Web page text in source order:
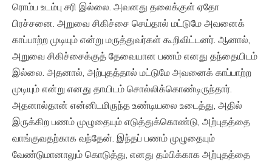
ரொம்ப உடம்பு சரி இல்லை. அவனது தலைக்குள் ஏதோ
பிரச்சனை. அறுவை சிகிச்சை செய்தால் மட்டுமே அவனைக்
காப்பாற்ற முடியும் என்று மருத்துவர்கள் கூறிவிட்டனர். ஆனால்,
அறுவை சிகிச்சைக்குத் தேவையான பணம் எனது தந்தையிடம்
இல்லை. அதனால், அற்புதத்தால் மட்டுமே அவனைக் காப்பாற்ற
முடியும் என்று எனது தாயிடம் சொல்லிக்கொண்டிருந்தார்.
அதனால்தான் என்னிடமிருந்த உண்டியலை உடைத்து, அதில்
இருக்கிற பணம் முழுதையும் எடுத்துக்கொண்டு, அற்புதத்தை
வாங்குவதற்காக வந்தேன். இந்தப் பணம் முழுதையும்
வேண்டுமானாலும் கொடுத்து, எனது தம்பிக்காக அற்புதத்தை